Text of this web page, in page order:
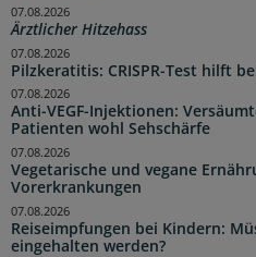
Ärztlicher Hitzehass
07.08.2026
Pilzkeratitis: CRISPR-Test hilft
07.08.2026
Anti-VEGF-Injektionen:
Patienten wohl Sehschärfe
07.08.2026
Vegetarische und vegane
Vorerkrankungen
07.08.2026
Reiseimpfungen bei Kindern:
eingehalten werden?
07.08.2026